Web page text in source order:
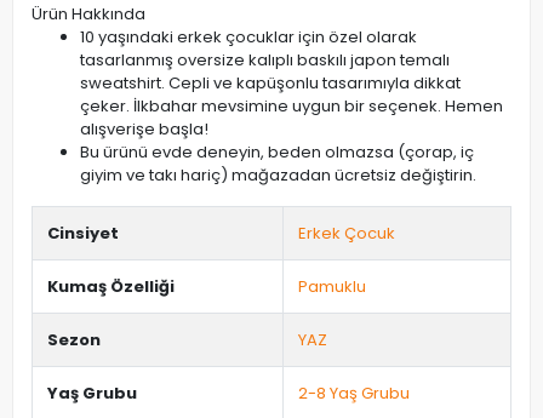
Ürün Hakkında
10 yaşındaki erkek çocuklar için özel olarak
tasarlanmış oversize kalıplı baskılı japon temalı
sweatshirt. Cepli ve kapüşonlu tasarımıyla dikkat
çeker. İlkbahar mevsimine uygun bir seçenek. Hemen
alışverişe başla!
Bu ürünü evde deneyin, beden olmazsa (çorap, iç
giyim ve takı hariç) mağazadan ücretsiz değiştirin.
Cinsiyet Erkek Çocuk
Kumaş Özelliği Pamuklu
Sezon YAZ
Yaş Grubu 2-8 Yaş Grubu